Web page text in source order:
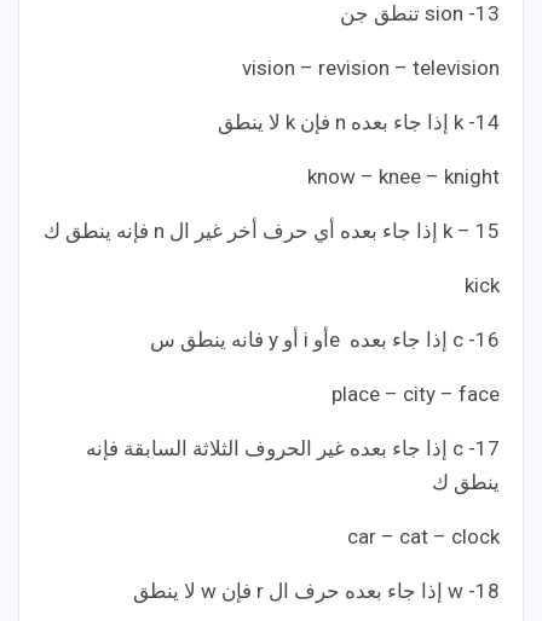
13- sion تنطق جن
vision – revision – television
14- k إذا جاء بعده n فإن k لا ينطق
know – knee – knight
15 – k إذا جاء بعده أي حرف أخر غير ال n فإنه ينطق ك
kick
16- c إذا جاء بعده eأو i أو y فانه ينطق س
place – city – face
17- c إذا جاء بعده غير الحروف الثلاثة السابقة فإنه
ينطق ك
car – cat – clock
18- w إذا جاء بعده حرف ال r فإن w لا ينطق